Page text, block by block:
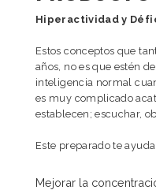
Hiperactividad y
Estos conceptos que
años, no es que estén
inteligencia normal
es muy complicado
establecen; escuchar,
Este preparado te
Mejorar la